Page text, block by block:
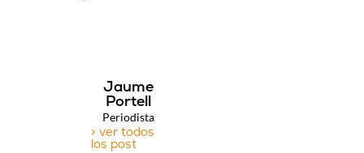
Jaume
Portell
Periodista
> ver todos
los post